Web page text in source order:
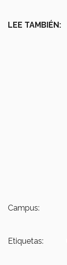
LEE TAMBIÉN:
Campus:
Etiquetas: